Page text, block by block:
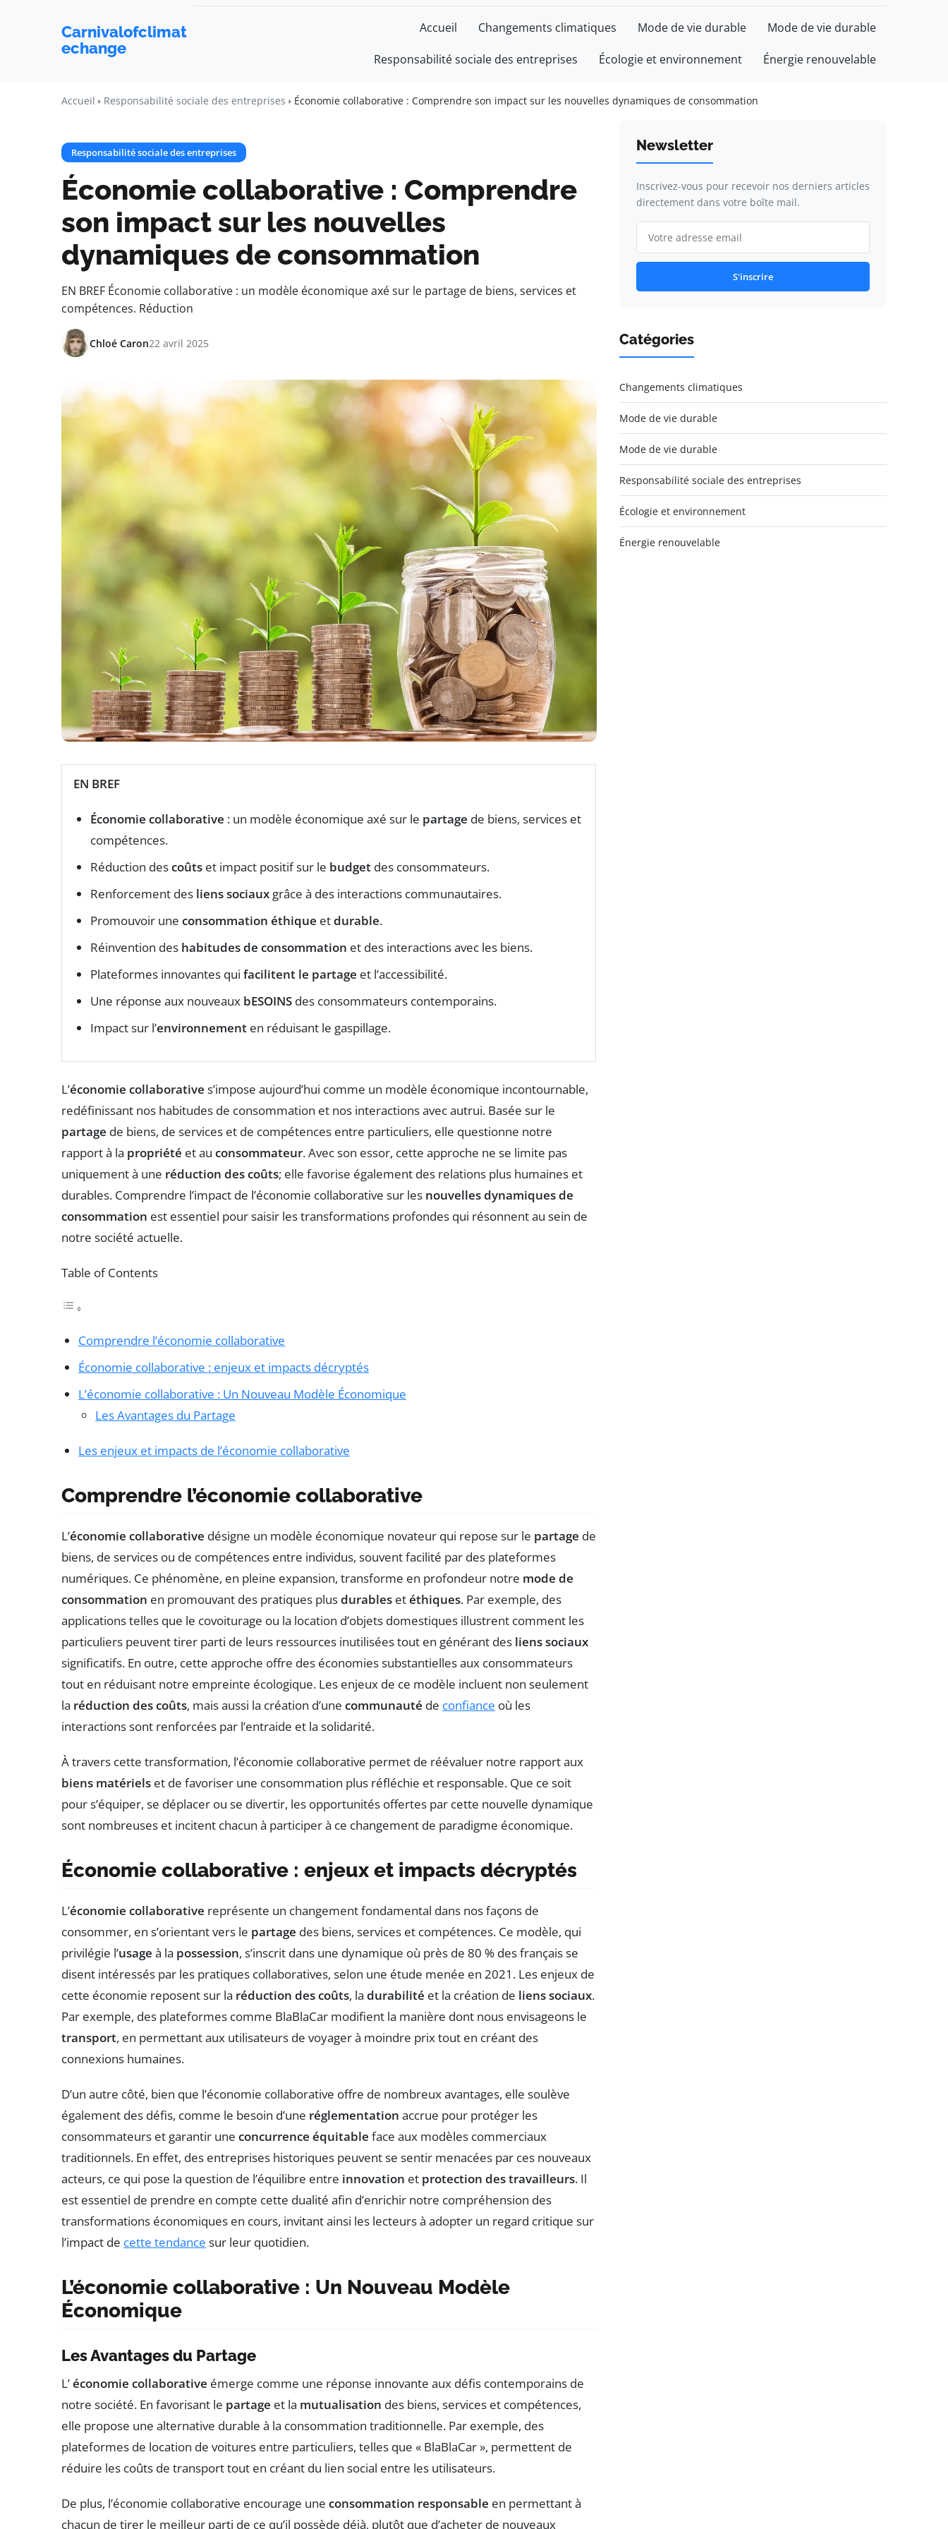
Carnivalofclimat
echange
Accueil Changements climatiques Mode de vie durable Mode de vie durable
Responsabilité sociale des entreprises Écologie et environnement Énergie renouvelable
Accueil Responsabilité sociale des entreprises Économie collaborative : Comprendre son impact sur les nouvelles dynamiques de consommation
Responsabilité sociale des entreprises
Économie collaborative : Comprendre
son impact sur les nouvelles
dynamiques de consommation
EN BREF Économie collaborative : un modèle économique axé sur le partage de biens, services et
compétences. Réduction
Chloé Caron22 avril 2025
EN BREF
Économie collaborative : un modèle économique axé sur le partage de biens, services et
compétences.
Réduction descoûts et impact positif sur le budget des consommateurs.
Renforcement des liens sociaux grâce à des interactions communautaires.
Promouvoir une consommation éthique etdurable.
Réinvention des habitudes de consommation et des interactions avec les biens.
Plateformes innovantes qui facilitent le partage et l’accessibilité.
Une réponse aux nouveaux bESOINS des consommateurs contemporains.
Impact sur l’environnement en réduisant le gaspillage.
L’économie collaborative s’impose aujourd’hui comme un modèle économique incontournable,
redéfinissant nos habitudes de consommation et nos interactions avec autrui. Basée sur le
partage de biens, de services et de compétences entre particuliers, elle questionne notre
rapport à la propriété et au consommateur. Avec son essor, cette approche ne se limite pas
uniquement à une réduction des coûts; elle favorise également des relations plus humaines et
durables. Comprendre l’impact de l’économie collaborative sur les nouvelles dynamiques de
consommation est essentiel pour saisir les transformations profondes qui résonnent au sein de
notre société actuelle.
Table of Contents
Comprendre l’économie collaborative
Économie collaborative : enjeux et impacts décryptés
L’économie collaborative : Un Nouveau Modèle Économique
Les Avantages du Partage
Les enjeux et impacts de l’économie collaborative
Comprendre l’économie collaborative
L’économie collaborative désigne un modèle économique novateur qui repose sur le partage de
biens, de services ou de compétences entre individus, souvent facilité par des plateformes
numériques. Ce phénomène, en pleine expansion, transforme en profondeur notre mode de
consommation en promouvant des pratiques plusdurables etéthiques. Par exemple, des
applications telles que le covoiturage ou la location d’objets domestiques illustrent comment les
particuliers peuvent tirer parti de leurs ressources inutilisées tout en générant des liens sociaux
significatifs. En outre, cette approche offre des économies substantielles aux consommateurs
tout en réduisant notre empreinte écologique. Les enjeux de ce modèle incluent non seulement
la réduction des coûts, mais aussi la création d’une communauté de confiance où les
interactions sont renforcées par l’entraide et la solidarité.
À travers cette transformation, l’économie collaborative permet de réévaluer notre rapport aux
biens matériels et de favoriser une consommation plus réfléchie et responsable. Que ce soit
pour s’équiper, se déplacer ou se divertir, les opportunités offertes par cette nouvelle dynamique
sont nombreuses et incitent chacun à participer à ce changement de paradigme économique.
Économie collaborative : enjeux et impacts décryptés
L’économie collaborative représente un changement fondamental dans nos façons de
consommer, en s’orientant vers le partage des biens, services et compétences. Ce modèle, qui
privilégie l’usage à la possession, s’inscrit dans une dynamique où près de 80 % des français se
disent intéressés par les pratiques collaboratives, selon une étude menée en 2021. Les enjeux de
cette économie reposent sur la réduction des coûts, la durabilité et la création de liens sociaux.
Par exemple, des plateformes comme BlaBlaCar modifient la manière dont nous envisageons le
transport, en permettant aux utilisateurs de voyager à moindre prix tout en créant des
connexions humaines.
D’un autre côté, bien que l’économie collaborative offre de nombreux avantages, elle soulève
également des défis, comme le besoin d’une réglementation accrue pour protéger les
consommateurs et garantir une concurrence équitable face aux modèles commerciaux
traditionnels. En effet, des entreprises historiques peuvent se sentir menacées par ces nouveaux
acteurs, ce qui pose la question de l’équilibre entre innovation et protection des travailleurs. Il
est essentiel de prendre en compte cette dualité afin d’enrichir notre compréhension des
transformations économiques en cours, invitant ainsi les lecteurs à adopter un regard critique sur
l’impact de cette tendance sur leur quotidien.
L’économie collaborative : Un Nouveau Modèle
Économique
Les Avantages du Partage
L’économie collaborative émerge comme une réponse innovante aux défis contemporains de
notre société. En favorisant le partage et la mutualisation des biens, services et compétences,
elle propose une alternative durable à la consommation traditionnelle. Par exemple, des
plateformes de location de voitures entre particuliers, telles que « BlaBlaCar », permettent de
réduire les coûts de transport tout en créant du lien social entre les utilisateurs.
De plus, l’économie collaborative encourage une consommation responsable en permettant à
chacun de tirer le meilleur parti de ce qu’il possède déjà, plutôt que d’acheter de nouveaux
Newsletter
Inscrivez-vous pour recevoir nos derniers articles
directement dans votre boîte mail.
S'inscrire
Catégories
Changements climatiques
Mode de vie durable
Mode de vie durable
Responsabilité sociale des entreprises
Écologie et environnement
Énergie renouvelable